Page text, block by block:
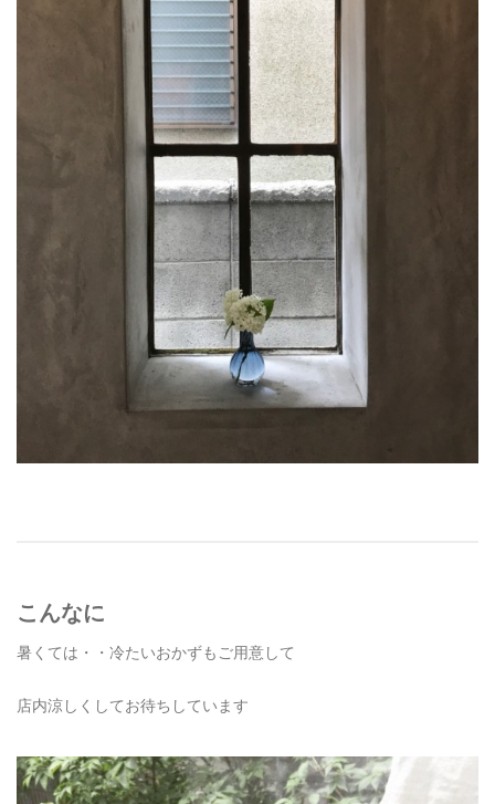
こんなに
暑くては・・冷たいおかずもご用意して
店内涼しくしてお待ちしています